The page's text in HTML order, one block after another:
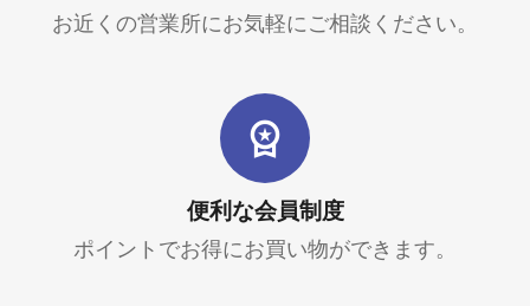
お近くの営業所にお気軽にご相談ください。
便利な会員制度
ポイントでお得にお買い物ができます。